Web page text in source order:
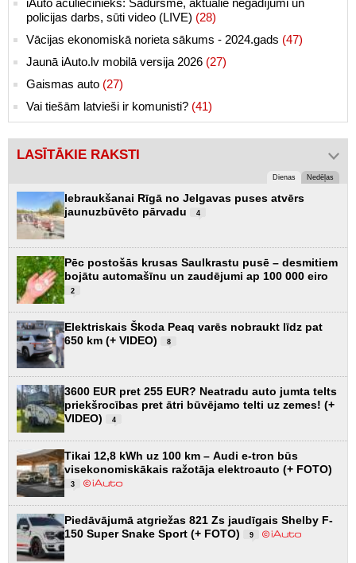
policijas darbs, sūti video (LIVE) (28)
Vācijas ekonomiskā norieta sākums - 2024.gads (47)
Jaunā iAuto.lv mobilā versija 2026 (27)
Gaismas auto (27)
Vai tiešām latvieši ir komunisti? (41)
LASĪTĀKIE RAKSTI
Dienas Nedēļas
Iebraukšanai Rīgā no Jelgavas puses atvērs
jaunuzbūvēto pārvadu
4
Pēc postošās krusas Saulkrastu pusē – desmitiem
bojātu automašīnu un zaudējumi ap 100 000 eiro
2
Elektriskais Škoda Peaq varēs nobraukt līdz pat
650 km (+ VIDEO)
8
3600 EUR pret 255 EUR? Neatradu auto jumta telts
priekšrocības pret ātri būvējamo telti uz zemes! (+
VIDEO)
4
Tikai 12,8 kWh uz 100 km – Audi e-tron būs
visekonomiskākais ražotāja elektroauto (+ FOTO)
3
Piedāvājumā atgriežas 821 Zs jaudīgais Shelby F-
150 Super Snake Sport (+ FOTO)
9